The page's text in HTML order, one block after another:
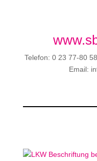
Telefon: 0 23 77-80
Email: